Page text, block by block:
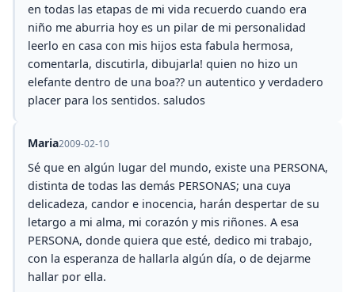
en todas las etapas de mi vida recuerdo cuando era
niño me aburria hoy es un pilar de mi personalidad
leerlo en casa con mis hijos esta fabula hermosa,
comentarla, discutirla, dibujarla! quien no hizo un
elefante dentro de una boa?? un autentico y verdadero
placer para los sentidos. saludos
Maria2009-02-10
Sé que en algún lugar del mundo, existe una PERSONA,
distinta de todas las demás PERSONAS; una cuya
delicadeza, candor e inocencia, harán despertar de su
letargo a mi alma, mi corazón y mis riñones. A esa
PERSONA, donde quiera que esté, dedico mi trabajo,
con la esperanza de hallarla algún día, o de dejarme
hallar por ella.